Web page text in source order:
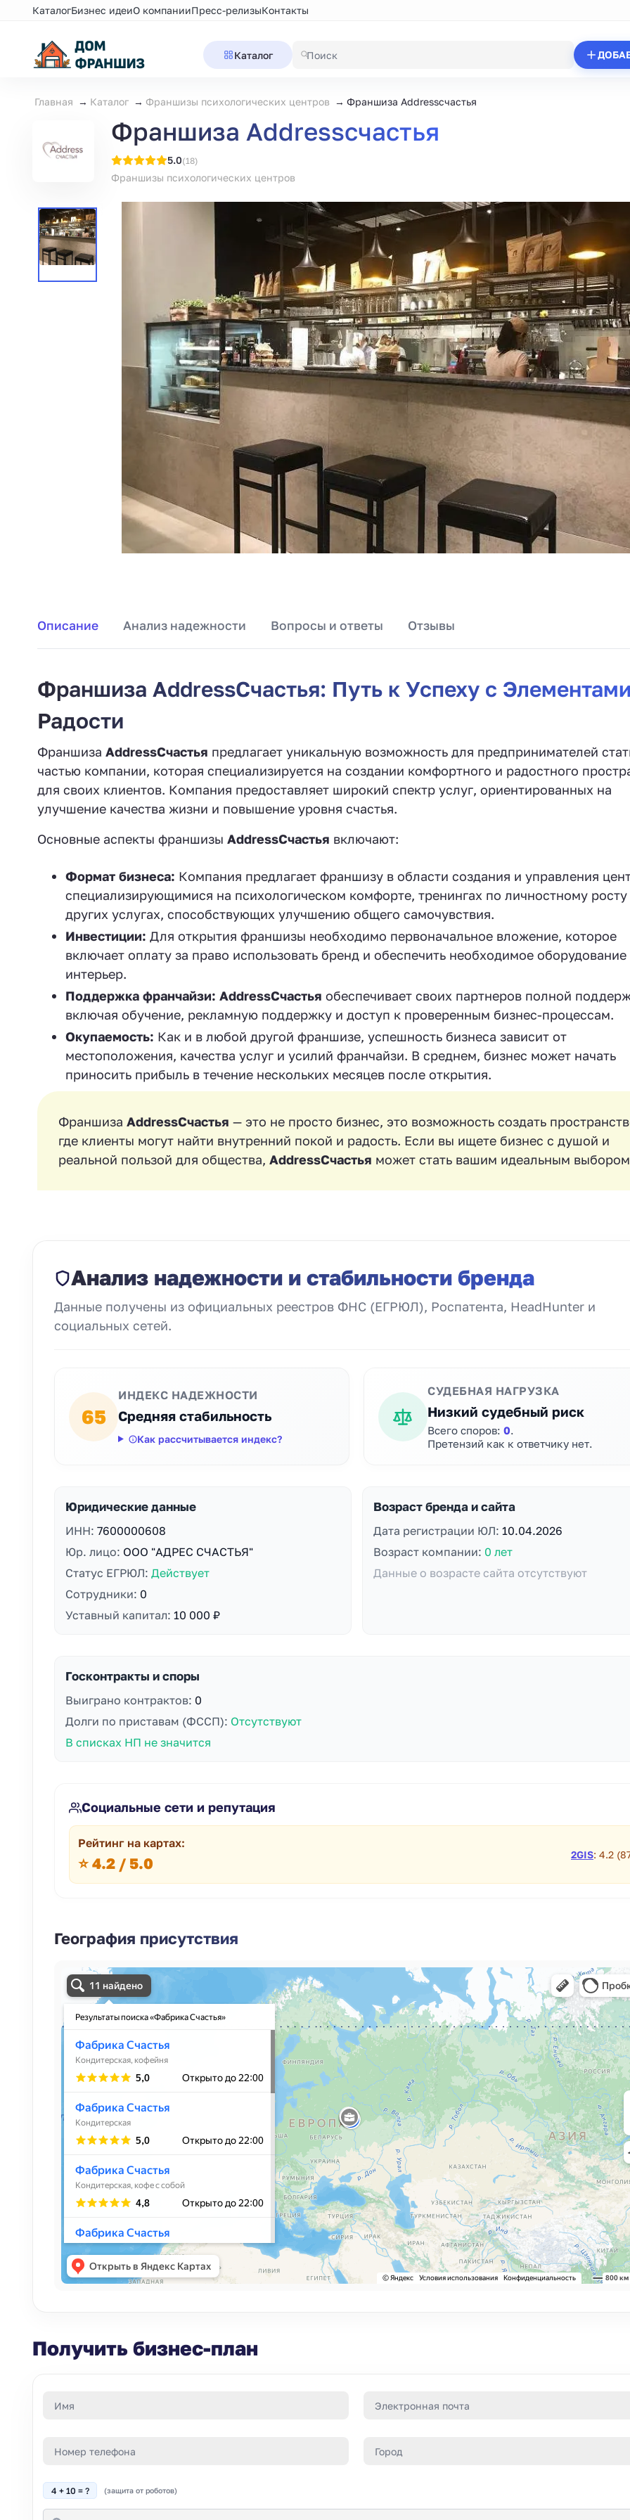
КаталогБизнес идеиО компанииПресс-релизыКонтакты
Каталог
Главная Каталог Франшизы психологических центров Франшиза Addressсчастья
Франшиза Addressсчастья
5.0(18)
Франшизы психологических центров
Описание Анализ надежности Вопросы и ответы Отзывы
Франшиза AddressСчастья: Путь к Успеху с
Радости
Франшиза AddressСчастья предлагает уникальную возможность для предпринимателей
частью компании, которая специализируется на создании комфортного и радостного
для своих клиентов. Компания предоставляет широкий спектр услуг, ориентированных на
улучшение качества жизни и повышение уровня счастья.
Основные аспекты франшизы AddressСчастья включают:
Формат бизнеса: Компания предлагает франшизу в области создания и управления
специализирующимися на психологическом комфорте, тренингах по личностному росту
других услугах, способствующих улучшению общего самочувствия.
Инвестиции: Для открытия франшизы необходимо первоначальное вложение, которое
включает оплату за право использовать бренд и обеспечить необходимое оборудование
интерьер.
Поддержка франчайзи: AddressСчастья обеспечивает своих партнеров полной
включая обучение, рекламную поддержку и доступ к проверенным бизнес-процессам.
Окупаемость: Как и в любой другой франшизе, успешность бизнеса зависит от
местоположения, качества услуг и усилий франчайзи. В среднем, бизнес может начать
приносить прибыль в течение нескольких месяцев после открытия.
Франшиза AddressСчастья — это не просто бизнес, это возможность создать
где клиенты могут найти внутренний покой и радость. Если вы ищете бизнес с душой и
реальной пользой для общества, AddressСчастья может стать вашим идеальным
Анализ надежности и стабильности бренда
Данные получены из официальных реестров ФНС (ЕГРЮЛ), Роспатента, HeadHunter и
социальных сетей.
65
ИНДЕКС НАДЕЖНОСТИ
Средняя стабильность
Как рассчитывается индекс?
СУДЕБНАЯ НАГРУЗКА
Низкий судебный риск
Всего споров: 0.
Претензий как к ответчику нет.
Юридические данные
ИНН: 7600000608
Юр. лицо: ООО "АДРЕС СЧАСТЬЯ"
Статус ЕГРЮЛ: Действует
Сотрудники: 0
Уставный капитал: 10 000 ₽
Возраст бренда и сайта
Дата регистрации ЮЛ: 10.04.2026
Возраст компании: 0 лет
Данные о возрасте сайта отсутствуют
Госконтракты и споры
Выиграно контрактов: 0
Долги по приставам (ФССП): Отсутствуют
В списках НП не значится
Социальные сети и репутация
Рейтинг на картах:
⭐ 4.2 / 5.0 2GIS: 4.2
География присутствия
Получить бизнес-план
4 + 10 = ? (защита от роботов)